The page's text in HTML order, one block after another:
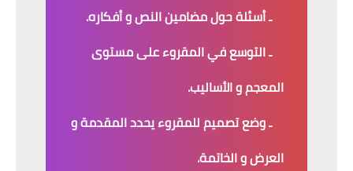
ـ أسئلة حول مضامين النص و أفكاره.
ـ التوسع في المقروء على مستوى
المعجم و الأساليب.
ـ وضع تصميم للمقروء يحدد المقدمة و
العرض و الخاتمة.